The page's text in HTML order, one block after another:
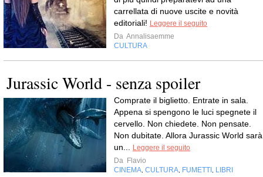
carrellata di nuove uscite e novità
editoriali! Leggere il seguito
Da Annalisaemme
CULTURA
Jurassic World - senza spoiler
Comprate il biglietto. Entrate in sala.
Appena si spengono le luci spegnete il
cervello. Non chiedete. Non pensate.
Non dubitate. Allora Jurassic World sarà
un...
Leggere il seguito
Da Flavio
CINEMA CULTURA FUMETTI LIBRI